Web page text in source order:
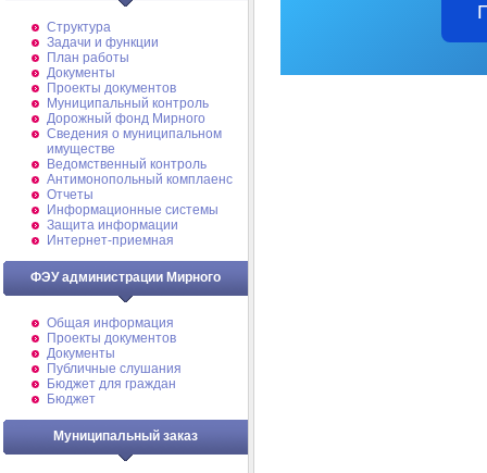
Структура
Задачи и функции
План работы
Документы
Проекты документов
Муниципальный контроль
Дорожный фонд Мирного
Cведения о муниципальном
имуществе
Ведомственный контроль
Антимонопольный комплаенс
Отчеты
Информационные системы
Защита информации
Интернет-приемная
ФЭУ администрации Мирного
Общая информация
Проекты документов
Документы
Публичные слушания
Бюджет для граждан
Бюджет
Муниципальный заказ